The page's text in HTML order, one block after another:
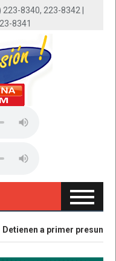
8340, 223-8342 |
8341
a primer presunta